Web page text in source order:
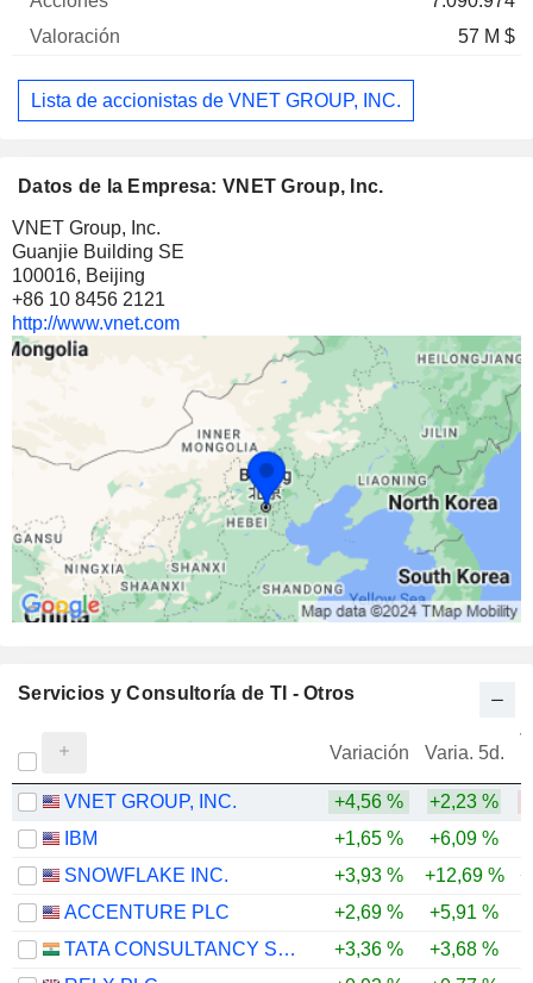
57 M $
Lista de accionistas de VNET GROUP, INC.
Datos de la Empresa: VNET Group, Inc.
VNET Group, Inc.
Guanjie Building SE
100016, Beijing
+86 10 8456 2121
http://www.vnet.com
Servicios y Consultoría de TI - Otros
Variación Varia. 5d.
VNET GROUP, INC. +4,56 % +2,23 %
IBM
+1,65 % +6,09 %
SNOWFLAKE INC.
+3,93 % +12,69 %
ACCENTURE PLC
+2,69 % +5,91 %
TATA CONSULTANCY SERVICES LTD.
+3,36 % +3,68 %